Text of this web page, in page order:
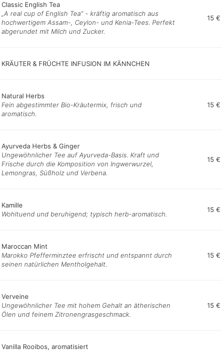
Classic English Tea
„A real cup of English Tea” - kräftig aromatisch aus
hochwertigem Assam-, Ceylon- und Kenia-Tees. Perfekt
abgerundet mit Milch und Zucker.
15 €
KRÄUTER & FRÜCHTE INFUSION IM KÄNNCHEN
Natural Herbs
Fein abgestimmter Bio-Kräutermix, frisch und
aromatisch.
15 €
Ayurveda Herbs & Ginger
Ungewöhnlicher Tee auf Ayurveda-Basis. Kraft und
Frische durch die Komposition von Ingwerwurzel,
Lemongras, Süßholz und Verbena.
15 €
Kamille
Wohltuend und beruhigend; typisch herb-aromatisch.
15 €
Maroccan Mint
Marokko Pfefferminztee erfrischt und entspannt durch
seinen natürlichen Mentholgehalt.
15 €
Verveine
Ungewöhnlicher Tee mit hohem Gehalt an ätherischen
Ölen und feinem Zitronengrasgeschmack.
15 €
Vanilla Rooibos, aromatisiert